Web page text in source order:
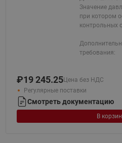
Значение
при котором
контрольных
требования:
₽19 245.25Цена без НДС
Регулярные поставки
Смотреть документацию
В